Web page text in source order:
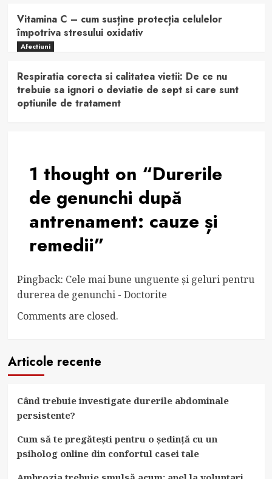
Vitamina C – cum susține protecția celulelor
împotriva stresului oxidativ
Afectiuni
Respiratia corecta si calitatea vietii: De ce nu
trebuie sa ignori o deviatie de sept si care sunt
optiunile de tratament
1 thought on “Durerile
de genunchi după
antrenament: cauze și
remedii”
Pingback: Cele mai bune unguente și geluri pentru
durerea de genunchi - Doctorite
Comments are closed.
Articole recente
Când trebuie investigate durerile abdominale
persistente?
Cum să te pregătești pentru o ședință cu un
psiholog online din confortul casei tale